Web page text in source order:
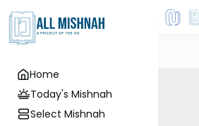
Home
Today's Mishnah
Select Mishnah